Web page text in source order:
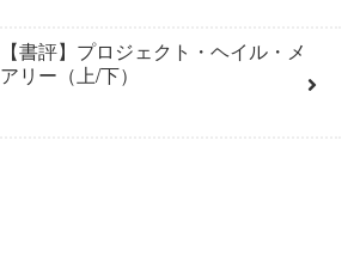
【書評】プロジェクト・ヘイル・メ
アリー（上/下）